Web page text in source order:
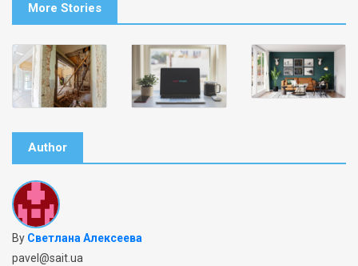
More Stories
Author
By Светлана Алексеева
pavel@sait.ua